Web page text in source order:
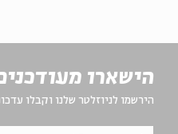
הישארו
הירשמו לניוזלטר שלנו וקבלו